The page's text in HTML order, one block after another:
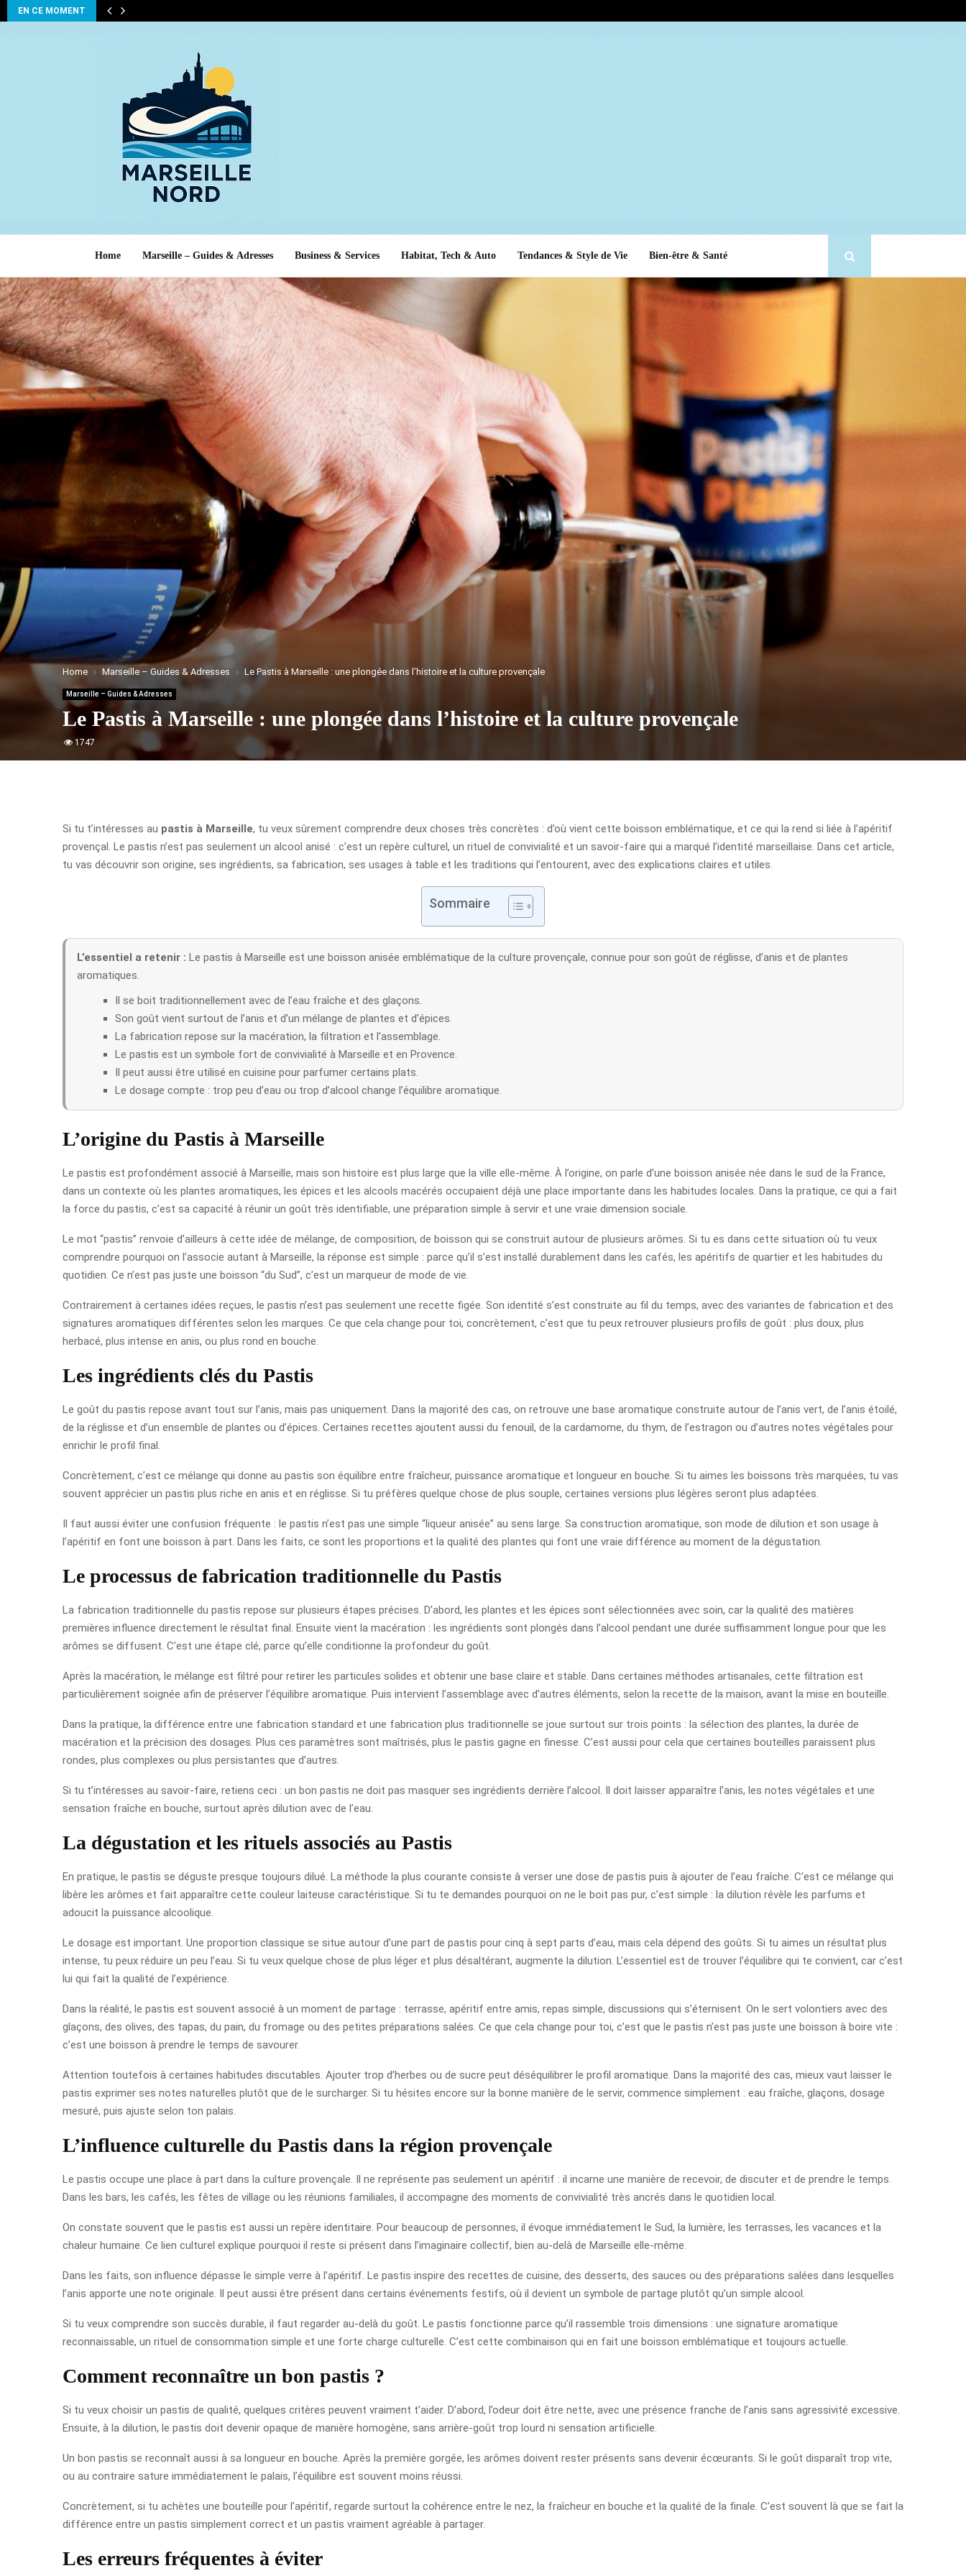
EN CE MOMENT
Home Marseille – Guides & Adresses Business & Services Habitat, Tech & Auto Tendances & Style de Vie Bien-être & Santé
Home Marseille – Guides & Adresses Le Pastis à Marseille : une plongée dans l’histoire et la culture provençale
Marseille – Guides & Adresses
Le Pastis à Marseille : une plongée dans l’histoire et la culture provençale
1747
Si tu t’intéresses au pastis à Marseille, tu veux sûrement comprendre deux choses très concrètes : d’où vient cette boisson emblématique, et ce qui la rend si liée à l’apéritif
provençal. Le pastis n’est pas seulement un alcool anisé : c’est un repère culturel, un rituel de convivialité et un savoir-faire qui a marqué l’identité marseillaise. Dans cet article,
tu vas découvrir son origine, ses ingrédients, sa fabrication, ses usages à table et les traditions qui l’entourent, avec des explications claires et utiles.
Sommaire
L’essentiel a retenir : Le pastis à Marseille est une boisson anisée emblématique de la culture provençale, connue pour son goût de réglisse, d’anis et de plantes
aromatiques.
Il se boit traditionnellement avec de l’eau fraîche et des glaçons.
Son goût vient surtout de l’anis et d’un mélange de plantes et d’épices.
La fabrication repose sur la macération, la filtration et l’assemblage.
Le pastis est un symbole fort de convivialité à Marseille et en Provence.
Il peut aussi être utilisé en cuisine pour parfumer certains plats.
Le dosage compte : trop peu d’eau ou trop d’alcool change l’équilibre aromatique.
L’origine du Pastis à Marseille
Le pastis est profondément associé à Marseille, mais son histoire est plus large que la ville elle-même. À l’origine, on parle d’une boisson anisée née dans le sud de la France,
dans un contexte où les plantes aromatiques, les épices et les alcools macérés occupaient déjà une place importante dans les habitudes locales. Dans la pratique, ce qui a fait
la force du pastis, c’est sa capacité à réunir un goût très identifiable, une préparation simple à servir et une vraie dimension sociale.
Le mot “pastis” renvoie d’ailleurs à cette idée de mélange, de composition, de boisson qui se construit autour de plusieurs arômes. Si tu es dans cette situation où tu veux
comprendre pourquoi on l’associe autant à Marseille, la réponse est simple : parce qu’il s’est installé durablement dans les cafés, les apéritifs de quartier et les habitudes du
quotidien. Ce n’est pas juste une boisson “du Sud”, c’est un marqueur de mode de vie.
Contrairement à certaines idées reçues, le pastis n’est pas seulement une recette figée. Son identité s’est construite au fil du temps, avec des variantes de fabrication et des
signatures aromatiques différentes selon les marques. Ce que cela change pour toi, concrètement, c’est que tu peux retrouver plusieurs profils de goût : plus doux, plus
herbacé, plus intense en anis, ou plus rond en bouche.
Les ingrédients clés du Pastis
Le goût du pastis repose avant tout sur l’anis, mais pas uniquement. Dans la majorité des cas, on retrouve une base aromatique construite autour de l’anis vert, de l’anis étoilé,
de la réglisse et d’un ensemble de plantes ou d’épices. Certaines recettes ajoutent aussi du fenouil, de la cardamome, du thym, de l’estragon ou d’autres notes végétales pour
enrichir le profil final.
Concrètement, c’est ce mélange qui donne au pastis son équilibre entre fraîcheur, puissance aromatique et longueur en bouche. Si tu aimes les boissons très marquées, tu vas
souvent apprécier un pastis plus riche en anis et en réglisse. Si tu préfères quelque chose de plus souple, certaines versions plus légères seront plus adaptées.
Il faut aussi éviter une confusion fréquente : le pastis n’est pas une simple “liqueur anisée” au sens large. Sa construction aromatique, son mode de dilution et son usage à
l’apéritif en font une boisson à part. Dans les faits, ce sont les proportions et la qualité des plantes qui font une vraie différence au moment de la dégustation.
Le processus de fabrication traditionnelle du Pastis
La fabrication traditionnelle du pastis repose sur plusieurs étapes précises. D’abord, les plantes et les épices sont sélectionnées avec soin, car la qualité des matières
premières influence directement le résultat final. Ensuite vient la macération : les ingrédients sont plongés dans l’alcool pendant une durée suffisamment longue pour que les
arômes se diffusent. C’est une étape clé, parce qu’elle conditionne la profondeur du goût.
Après la macération, le mélange est filtré pour retirer les particules solides et obtenir une base claire et stable. Dans certaines méthodes artisanales, cette filtration est
particulièrement soignée afin de préserver l’équilibre aromatique. Puis intervient l’assemblage avec d’autres éléments, selon la recette de la maison, avant la mise en bouteille.
Dans la pratique, la différence entre une fabrication standard et une fabrication plus traditionnelle se joue surtout sur trois points : la sélection des plantes, la durée de
macération et la précision des dosages. Plus ces paramètres sont maîtrisés, plus le pastis gagne en finesse. C’est aussi pour cela que certaines bouteilles paraissent plus
rondes, plus complexes ou plus persistantes que d’autres.
Si tu t’intéresses au savoir-faire, retiens ceci : un bon pastis ne doit pas masquer ses ingrédients derrière l’alcool. Il doit laisser apparaître l’anis, les notes végétales et une
sensation fraîche en bouche, surtout après dilution avec de l’eau.
La dégustation et les rituels associés au Pastis
En pratique, le pastis se déguste presque toujours dilué. La méthode la plus courante consiste à verser une dose de pastis puis à ajouter de l’eau fraîche. C’est ce mélange qui
libère les arômes et fait apparaître cette couleur laiteuse caractéristique. Si tu te demandes pourquoi on ne le boit pas pur, c’est simple : la dilution révèle les parfums et
adoucit la puissance alcoolique.
Le dosage est important. Une proportion classique se situe autour d’une part de pastis pour cinq à sept parts d’eau, mais cela dépend des goûts. Si tu aimes un résultat plus
intense, tu peux réduire un peu l’eau. Si tu veux quelque chose de plus léger et plus désaltérant, augmente la dilution. L’essentiel est de trouver l’équilibre qui te convient, car c’est
lui qui fait la qualité de l’expérience.
Dans la réalité, le pastis est souvent associé à un moment de partage : terrasse, apéritif entre amis, repas simple, discussions qui s’éternisent. On le sert volontiers avec des
glaçons, des olives, des tapas, du pain, du fromage ou des petites préparations salées. Ce que cela change pour toi, c’est que le pastis n’est pas juste une boisson à boire vite :
c’est une boisson à prendre le temps de savourer.
Attention toutefois à certaines habitudes discutables. Ajouter trop d’herbes ou de sucre peut déséquilibrer le profil aromatique. Dans la majorité des cas, mieux vaut laisser le
pastis exprimer ses notes naturelles plutôt que de le surcharger. Si tu hésites encore sur la bonne manière de le servir, commence simplement : eau fraîche, glaçons, dosage
mesuré, puis ajuste selon ton palais.
L’influence culturelle du Pastis dans la région provençale
Le pastis occupe une place à part dans la culture provençale. Il ne représente pas seulement un apéritif : il incarne une manière de recevoir, de discuter et de prendre le temps.
Dans les bars, les cafés, les fêtes de village ou les réunions familiales, il accompagne des moments de convivialité très ancrés dans le quotidien local.
On constate souvent que le pastis est aussi un repère identitaire. Pour beaucoup de personnes, il évoque immédiatement le Sud, la lumière, les terrasses, les vacances et la
chaleur humaine. Ce lien culturel explique pourquoi il reste si présent dans l’imaginaire collectif, bien au-delà de Marseille elle-même.
Dans les faits, son influence dépasse le simple verre à l’apéritif. Le pastis inspire des recettes de cuisine, des desserts, des sauces ou des préparations salées dans lesquelles
l’anis apporte une note originale. Il peut aussi être présent dans certains événements festifs, où il devient un symbole de partage plutôt qu’un simple alcool.
Si tu veux comprendre son succès durable, il faut regarder au-delà du goût. Le pastis fonctionne parce qu’il rassemble trois dimensions : une signature aromatique
reconnaissable, un rituel de consommation simple et une forte charge culturelle. C’est cette combinaison qui en fait une boisson emblématique et toujours actuelle.
Comment reconnaître un bon pastis ?
Si tu veux choisir un pastis de qualité, quelques critères peuvent vraiment t’aider. D’abord, l’odeur doit être nette, avec une présence franche de l’anis sans agressivité excessive.
Ensuite, à la dilution, le pastis doit devenir opaque de manière homogène, sans arrière-goût trop lourd ni sensation artificielle.
Un bon pastis se reconnaît aussi à sa longueur en bouche. Après la première gorgée, les arômes doivent rester présents sans devenir écœurants. Si le goût disparaît trop vite,
ou au contraire sature immédiatement le palais, l’équilibre est souvent moins réussi.
Concrètement, si tu achètes une bouteille pour l’apéritif, regarde surtout la cohérence entre le nez, la fraîcheur en bouche et la qualité de la finale. C’est souvent là que se fait la
différence entre un pastis simplement correct et un pastis vraiment agréable à partager.
Les erreurs fréquentes à éviter